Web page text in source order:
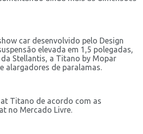
car desenvolvido pelo Design
elevada em 1,5 polegadas,
Stellantis, a Titano by Mopar
alargadores de paralamas.
Titano de acordo com as
no Mercado Livre.